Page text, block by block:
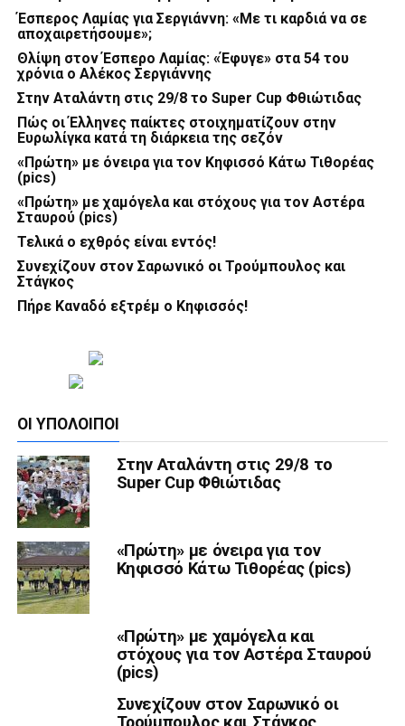
Έσπερος Λαμίας για Σεργιάννη: «Με τι καρδιά να σε
αποχαιρετήσουμε»;
Θλίψη στον Έσπερο Λαμίας: «Έφυγε» στα 54 του
χρόνια ο Αλέκος Σεργιάννης
Στην Αταλάντη στις 29/8 το Super Cup Φθιώτιδας
Πώς οι Έλληνες παίκτες στοιχηματίζουν στην
Ευρωλίγκα κατά τη διάρκεια της σεζόν
«Πρώτη» με όνειρα για τον Κηφισσό Κάτω Τιθορέας
(pics)
«Πρώτη» με χαμόγελα και στόχους για τον Αστέρα
Σταυρού (pics)
Τελικά ο εχθρός είναι εντός!
Συνεχίζουν στον Σαρωνικό οι Τρούμπουλος και
Στάγκος
Πήρε Καναδό εξτρέμ ο Κηφισσός!
ΟΙ ΥΠΌΛΟΙΠΟΙ
Στην Αταλάντη στις 29/8 το
Super Cup Φθιώτιδας
«Πρώτη» με όνειρα για τον
Κηφισσό Κάτω Τιθορέας (pics)
«Πρώτη» με χαμόγελα και
στόχους για τον Αστέρα Σταυρού
(pics)
Συνεχίζουν στον Σαρωνικό οι
Τρούμπουλος και Στάγκος